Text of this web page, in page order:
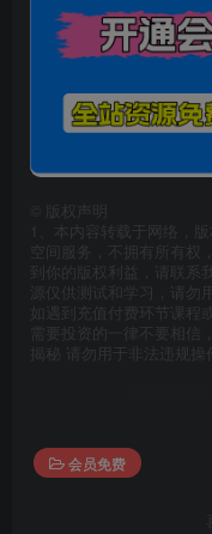
版权声明
1、本内容转载于网络，
空间服务，不拥有所有权
到你的版权利益，请联系
源仅供测试和学习，请勿
如遇到充值付费环节课程
需要投资的一律不要相
揭秘 请勿用于非法违规
会员免费